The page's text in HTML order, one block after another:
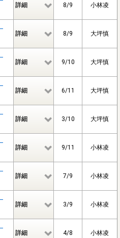
詳細 8/9 小林凌
詳細 8/9 大坪慎
詳細 9/10 大坪慎
詳細 6/11 大坪慎
詳細 3/10 大坪慎
詳細 9/11 小林凌
詳細 7/9 小林凌
詳細 3/9 小林凌
詳細 4/8 小林凌